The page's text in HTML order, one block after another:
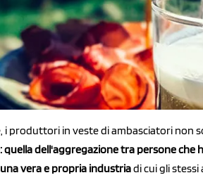
i produttori in veste di ambasciatori non
quella dell'aggregazione tra persone
vera e propria industriadi cui gli